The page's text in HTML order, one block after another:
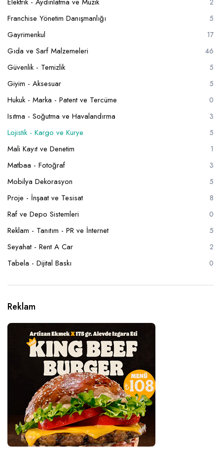
2
Franchise Yönetim Danışmanlığı 5
Gayrimenkul 17
Gıda ve Sarf Malzemeleri 46
Güvenlik - Temizlik 5
Giyim - Aksesuar 5
Hukuk - Marka - Patent ve Tercüme 0
Isıtma - Soğutma ve Havalandırma 3
Lojistik - Kargo ve Kurye 5
Mali Kayıt ve Denetim 1
Matbaa - Fotoğraf 3
Mobilya Dekorasyon 5
Proje - İnşaat ve Tesisat 8
Raf ve Depo Sistemleri 0
Reklam - Tanıtım - PR ve İnternet 5
Seyahat - Rent A Car 2
Tabela - Dijital Baskı 0
Reklam